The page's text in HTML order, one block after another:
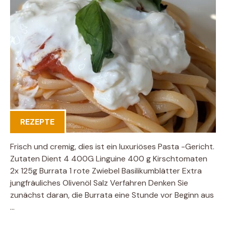
REZEPTE
Frisch und cremig, dies ist ein luxuriöses Pasta -Gericht.
Zutaten Dient 4 400G Linguine 400 g Kirschtomaten
2x 125g Burrata 1 rote Zwiebel Basilikumblätter Extra
jungfräuliches Olivenöl Salz Verfahren Denken Sie
zunächst daran, die Burrata eine Stunde vor Beginn aus
…